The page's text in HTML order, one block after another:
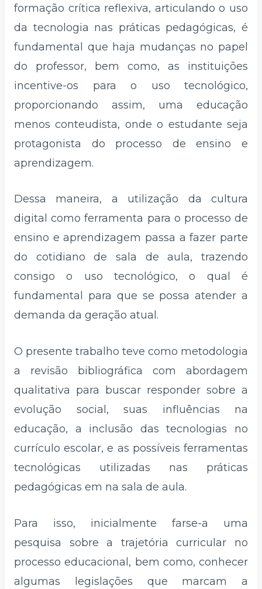
formação crítica reflexiva, articulando o uso
da tecnologia nas práticas pedagógicas, é
fundamental que haja mudanças no papel
do professor, bem como, as instituições
incentive-os para o uso tecnológico,
proporcionando assim, uma educação
menos conteudista, onde o estudante seja
protagonista do processo de ensino e
aprendizagem.
Dessa maneira, a utilização da cultura
digital como ferramenta para o processo de
ensino e aprendizagem passa a fazer parte
do cotidiano de sala de aula, trazendo
consigo o uso tecnológico, o qual é
fundamental para que se possa atender a
demanda da geração atual.
O presente trabalho teve como metodologia
a revisão bibliográfica com abordagem
qualitativa para buscar responder sobre a
evolução social, suas influências na
educação, a inclusão das tecnologias no
currículo escolar, e as possíveis ferramentas
tecnológicas utilizadas nas práticas
pedagógicas em na sala de aula.
Para isso, inicialmente farse-a uma
pesquisa sobre a trajetória curricular no
processo educacional, bem como, conhecer
algumas legislações que marcam a